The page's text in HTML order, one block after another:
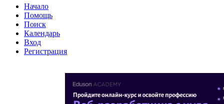
Начало
Помощь
Поиск
Календарь
Вход
Регистрация